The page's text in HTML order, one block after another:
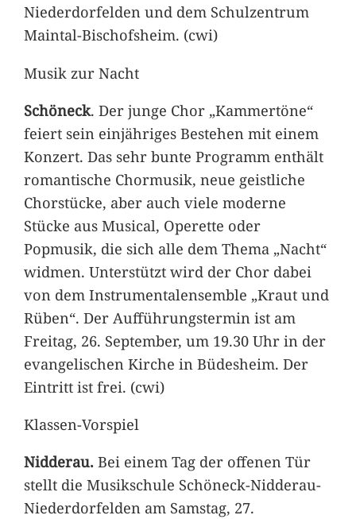
Niederdorfelden und dem Schulzentrum
Maintal-Bischofsheim. (cwi)
Musik zur Nacht
Schöneck. Der junge Chor „Kammertöne“
feiert sein einjähriges Bestehen mit einem
Konzert. Das sehr bunte Programm enthält
romantische Chormusik, neue geistliche
Chorstücke, aber auch viele moderne
Stücke aus Musical, Operette oder
Popmusik, die sich alle dem Thema „Nacht“
widmen. Unterstützt wird der Chor dabei
von dem Instrumentalensemble „Kraut und
Rüben“. Der Aufführungstermin ist am
Freitag, 26. September, um 19.30 Uhr in der
evangelischen Kirche in Büdesheim. Der
Eintritt ist frei. (cwi)
Klassen-Vorspiel
Nidderau.Bei einem Tag der offenen Tür
stellt die Musikschule Schöneck-Nidderau-
Niederdorfelden am Samstag, 27.